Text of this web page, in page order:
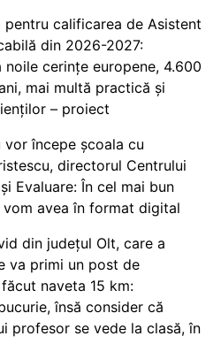
calificarea de Asistent
din 2026-2027:
cerințe europene, 4.600
mai multă practică și
– proiect
vor începe școala cu
directorul Centrului
Evaluare: În cel mai bun
avea în format digital
din județul Olt, care a
va primi un post de
naveta 15 km:
însă consider că
profesor se vede la clasă, în